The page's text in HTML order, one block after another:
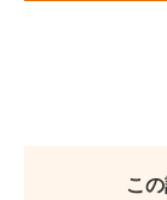
こ